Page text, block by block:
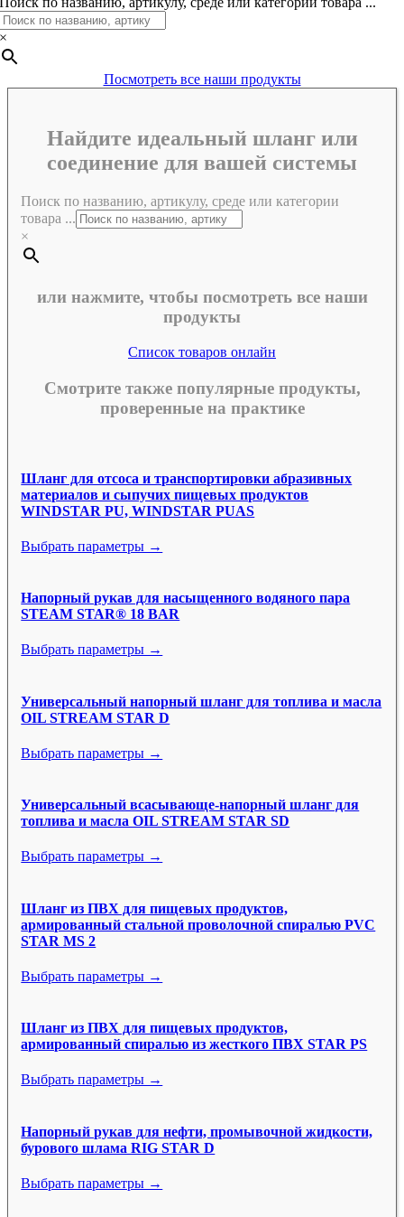
×
Посмотреть все наши продукты
Найдите идеальный шланг или
соединение для вашей системы
Поиск по названию, артикулу, среде или категории
товара ...
×
или нажмите, чтобы посмотреть все наши
продукты
Список товаров онлайн
Смотрите также популярные продукты,
проверенные на практике
Шланг для отсоса и транспортировки абразивных
материалов и сыпучих пищевых продуктов
WINDSTAR PU, WINDSTAR PUAS
Выбрать параметры →
Напорный рукав для насыщенного водяного пара
STEAM STAR® 18 BAR
Выбрать параметры →
Универсальный напорный шланг для топлива и масла
OIL STREAM STAR D
Выбрать параметры →
Универсальный всасывающе-напорный шланг для
топлива и масла OIL STREAM STAR SD
Выбрать параметры →
Шланг из ПВХ для пищевых продуктов,
армированный стальной проволочной спиралью PVC
STAR MS 2
Выбрать параметры →
Шланг из ПВХ для пищевых продуктов,
армированный спиралью из жесткого ПВХ STAR PS
Выбрать параметры →
Напорный рукав для нефти, промывочной жидкости,
бурового шлама RIG STAR D
Выбрать параметры →